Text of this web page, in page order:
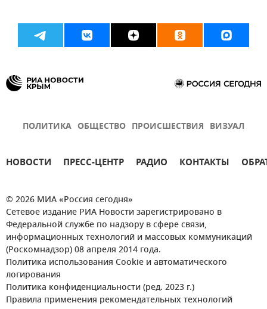
ПОЛИТИКА ОБЩЕСТВО ПРОИСШЕСТВИЯ ВИЗУАЛ
НОВОСТИ ПРЕСС-ЦЕНТР РАДИО КОНТАКТЫ
© 2026 МИА «Россия сегодня»
Сетевое издание РИА Новости зарегистрировано в
Федеральной службе по надзору в сфере связи,
информационных технологий и массовых коммуникаций
(Роскомнадзор) 08 апреля 2014 года.
Политика использования Cookie и автоматического
логирования
Политика конфиденциальности (ред. 2023 г.)
Правила применения рекомендательных технологий